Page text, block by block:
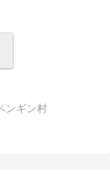
ンギン村